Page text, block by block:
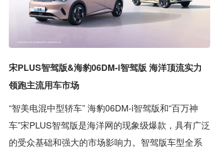
宋PLUS智驾版&海豹06DM-i智驾版 海洋顶流实力
领跑主流用车市场
“智美电混中型轿车” 海豹06DM-i智驾版和“百万神
车”宋PLUS智驾版是海洋网的现象级爆款，具有广泛
的受众基础和强大的市场影响力。智驾版车型全系